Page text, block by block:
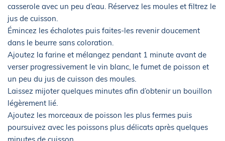
casserole avec un peu d’eau. Réservez les moules et filtrez le
jus de cuisson.
Émincez les échalotes puis faites-les revenir doucement
dans le beurre sans coloration.
Ajoutez la farine et mélangez pendant 1 minute avant de
verser progressivement le vin blanc, le fumet de poisson et
un peu du jus de cuisson des moules.
Laissez mijoter quelques minutes afin d’obtenir un bouillon
légèrement lié.
Ajoutez les morceaux de poisson les plus fermes puis
poursuivez avec les poissons plus délicats après quelques